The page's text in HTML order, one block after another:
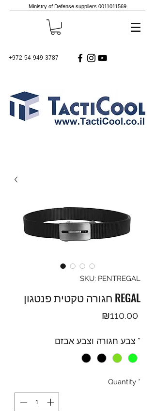
Ministry of Defense suppliers 0011011569
+972-54-949-3787
SKU: PENTREGAL
חגורה טקטית פנטגון REGAL
₪110.00Price
צבע חגורה וצבע אבזם *
Quantity *